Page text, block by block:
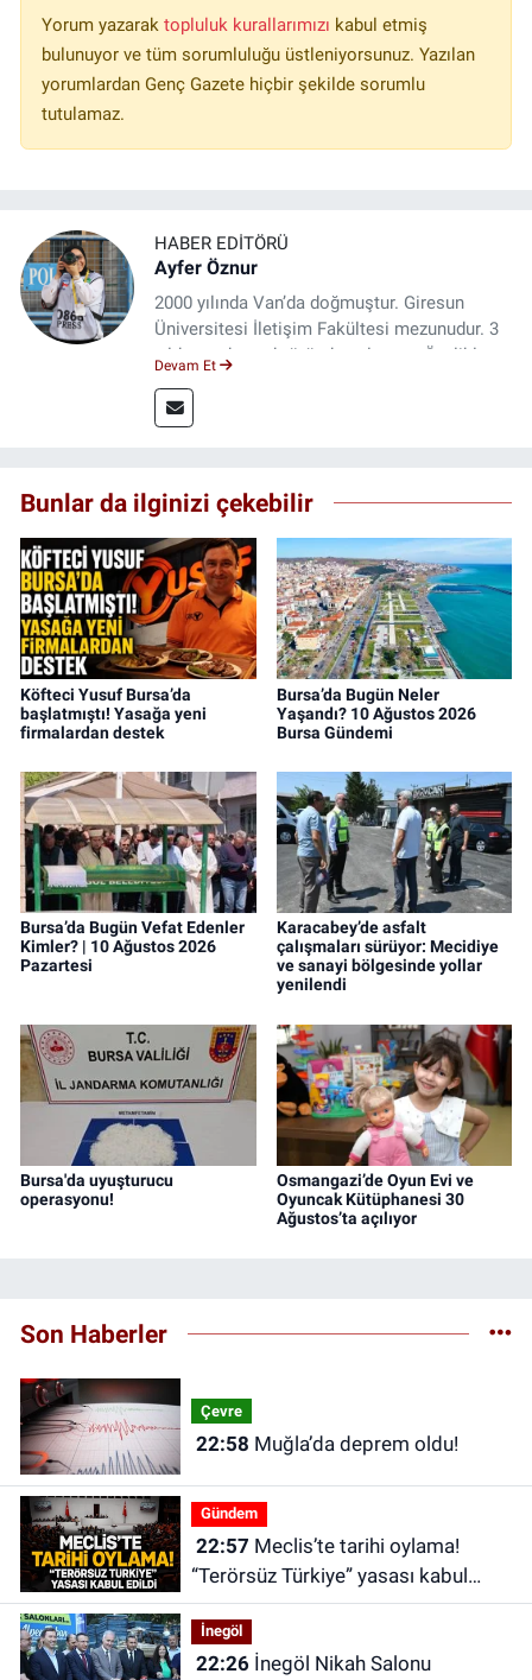
Yorum yazarak topluluk kurallarımızı kabul etmiş
bulunuyor ve tüm sorumluluğu üstleniyorsunuz. Yazılan
yorumlardan Genç Gazete hiçbir şekilde sorumlu
tutulamaz.
HABER EDITÖRÜ
Ayfer Öznur
2000 yılında Van’da doğmuştur. Giresun
Üniversitesi İletişim Fakültesi mezunudur. 3
yıldır medya sektöründe çalışıyor. Özelikle
Devam Et
Bunlar da ilginizi çekebilir
Köfteci Yusuf Bursa’da
başlatmıştı! Yasağa yeni
firmalardan destek
Bursa’da Bugün Neler
Yaşandı? 10 Ağustos 2026
Bursa Gündemi
Bursa’da Bugün Vefat Edenler
Kimler? | 10 Ağustos 2026
Pazartesi
Karacabey’de asfalt
çalışmaları sürüyor: Mecidiye
ve sanayi bölgesinde yollar
yenilendi
Bursa'da uyuşturucu
operasyonu!
Osmangazi’de Oyun Evi ve
Oyuncak Kütüphanesi 30
Ağustos’ta açılıyor
Son Haberler
Çevre
22:58 Muğla’da deprem oldu!
Gündem
22:57
“Terörsüz Türkiye” yasası kabul
edildi
İnegöl
22:26İnegöl Nikah Salonu